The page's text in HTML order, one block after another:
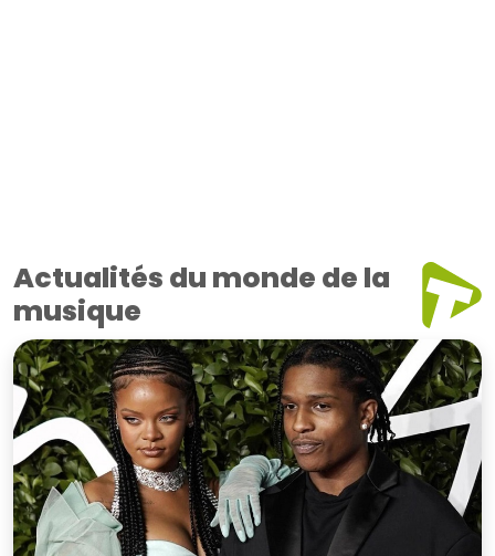
Actualités du monde de la
musique